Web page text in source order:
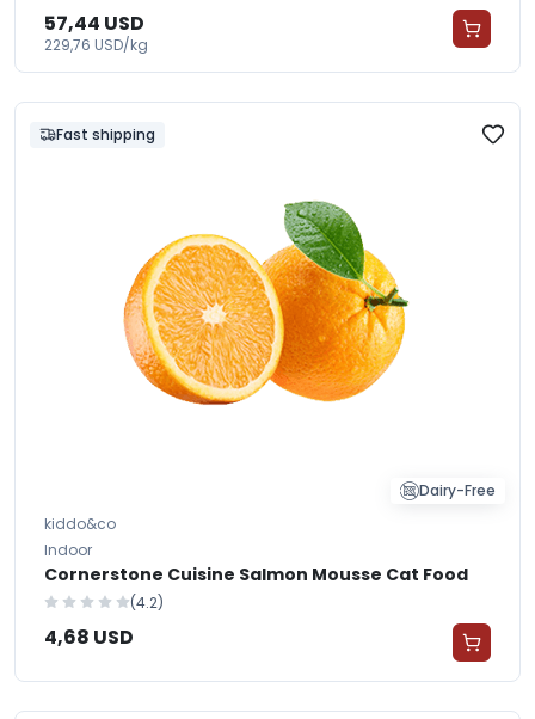
57,44 USD
229,76 USD/kg
Fast shipping
Dairy-Free
kiddo&co
Indoor
Cornerstone Cuisine Salmon Mousse Cat Food
(4.2)
4,68 USD